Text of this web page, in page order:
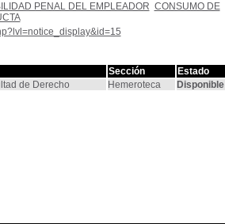
PENAL DEL EMPLEADOR CONSUMO DE
Sección
Estado
de Derecho Hemeroteca Disponible